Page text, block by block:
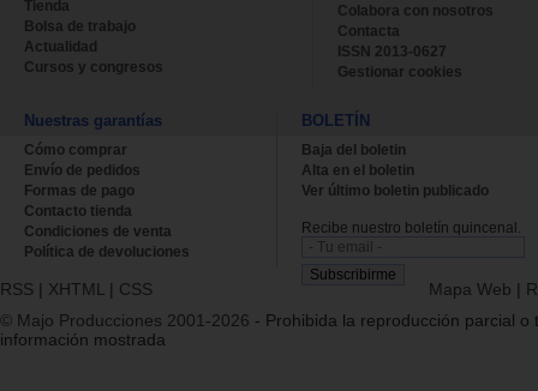
Tienda
Bolsa de trabajo
Actualidad
Cursos y congresos
Colabora con nosotros
Contacta
ISSN 2013-0627
Gestionar cookies
Nuestras garantías
Cómo comprar
Envío de pedidos
Formas de pago
Contacto tienda
Condiciones de venta
Política de devoluciones
BOLETÍN
Baja del boletin
Alta en el boletin
Ver último boletin publicado
Recibe nuestro boletín quincenal.
RSS | XHTML | CSS Mapa Web |
© Majo Producciones 2001-2026 - Prohibida la reproducción parcial o
información mostrada